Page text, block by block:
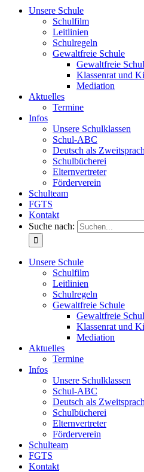
Unsere Schule
Schulfilm
Leitlinien
Schulregeln
Gewaltfreie Schule
Gewaltfreie
Klassenrat und
Mediation
Aktuelles
Termine
Infos
Unsere Schulklassen
Schul-ABC
Deutsch als
Schulbücherei
Elternvertreter
Förderverein
Schulteam
FGTS
Kontakt
Suche nach:
Unsere Schule
Schulfilm
Leitlinien
Schulregeln
Gewaltfreie Schule
Gewaltfreie
Klassenrat und
Mediation
Aktuelles
Termine
Infos
Unsere Schulklassen
Schul-ABC
Deutsch als
Schulbücherei
Elternvertreter
Förderverein
Schulteam
FGTS
Kontakt